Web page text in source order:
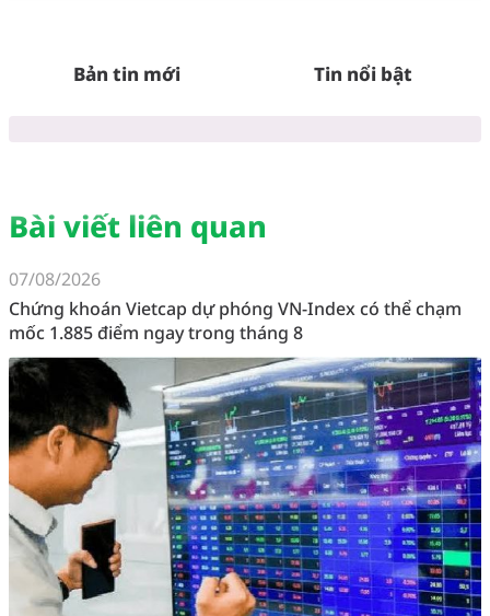
Bản tin mới Tin nổi bật
Bài viết liên quan
07/08/2026
Chứng khoán Vietcap dự phóng VN-Index có thể chạm
mốc 1.885 điểm ngay trong tháng 8